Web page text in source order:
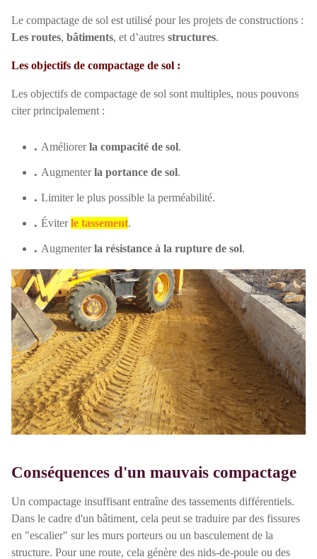
Le compactage de sol est utilisé pour les projets de constructions :
Les routes, bâtiments, et d’autres structures.
Les objectifs de compactage de sol :
Les objectifs de compactage de sol sont multiples, nous pouvons
citer principalement :
. Améliorerla compacité de sol.
. Augmenterla portance de sol.
. Limiter le plus possible la perméabilité.
. Éviterle tassement.
. Augmenterla résistance à la rupture de sol.
Conséquences d'un mauvais compactage
Un compactage insuffisant entraîne des tassements différentiels.
Dans le cadre d'un bâtiment, cela peut se traduire par des fissures
en "escalier" sur les murs porteurs ou un basculement de la
structure. Pour une route, cela génère des nids-de-poule ou des